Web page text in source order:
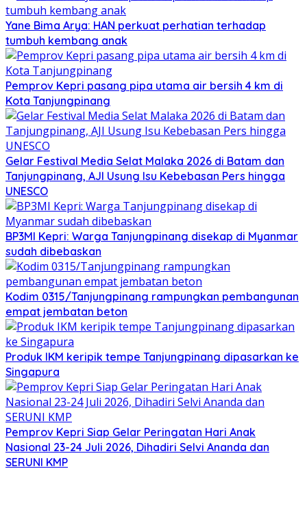
Yane Bima Arya: HAN perkuat perhatian terhadap
tumbuh kembang anak
Pemprov Kepri pasang pipa utama air bersih 4 km di
Kota Tanjungpinang
Gelar Festival Media Selat Malaka 2026 di Batam dan
Tanjungpinang, AJI Usung Isu Kebebasan Pers hingga
UNESCO
BP3MI Kepri: Warga Tanjungpinang disekap di Myanmar
sudah dibebaskan
Kodim 0315/Tanjungpinang rampungkan pembangunan
empat jembatan beton
Produk IKM keripik tempe Tanjungpinang dipasarkan ke
Singapura
Pemprov Kepri Siap Gelar Peringatan Hari Anak
Nasional 23-24 Juli 2026, Dihadiri Selvi Ananda dan
SERUNI KMP